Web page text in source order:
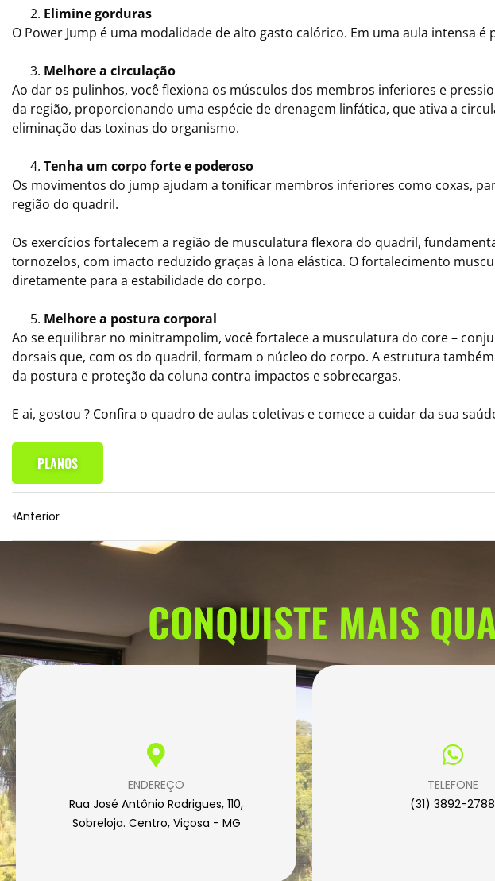
Elimine gorduras
O Power Jump é uma modalidade de alto gasto calórico. Em uma aula intensa é
Melhore a circulação
Ao dar os pulinhos, você flexiona os músculos dos membros inferiores e
da região, proporcionando uma espécie de drenagem linfática, que ativa a
eliminação das toxinas do organismo.
Tenha um corpo forte e poderoso
Os movimentos do jump ajudam a tonificar membros inferiores como coxas,
região do quadril.
Os exercícios fortalecem a região de musculatura flexora do quadril,
tornozelos, com imacto reduzido graças à lona elástica. O fortalecimento
diretamente para a estabilidade do corpo.
Melhore a postura corporal
Ao se equilibrar no minitrampolim, você fortalece a musculatura do core –
dorsais que, com os do quadril, formam o núcleo do corpo. A estrutura
da postura e proteção da coluna contra impactos e sobrecargas.
E ai, gostou ? Confira o quadro de aulas coletivas e comece a cuidar da sua
PLANOS
Anterior
CONQUISTE MAIS
ENDEREÇO
Rua José Antônio Rodrigues, 110,
Sobreloja. Centro, Viçosa - MG
TELEFONE
(31) 3892-2788